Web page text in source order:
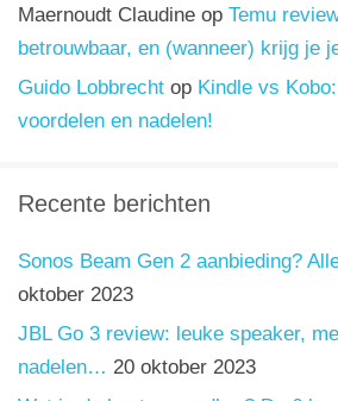
Maernoudt Claudine op Temu
betrouwbaar, en (wanneer) krijg je
Guido Lobbrecht op Kindle vs
voordelen en nadelen!
Recente berichten
Sonos Beam Gen 2 aanbieding?
oktober 2023
JBL Go 3 review: leuke speaker,
nadelen… 20 oktober 2023